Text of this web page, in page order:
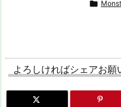

よろしければシェアお願